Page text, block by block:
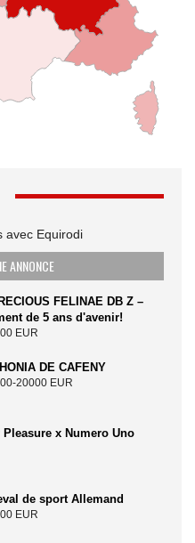
avec Equirodi
ANNONCE
FELINAE DB Z –
de 5 ans d'avenir!
EUR
DE CAFENY
20000 EUR
Pleasure x Numero Uno
de sport Allemand
EUR